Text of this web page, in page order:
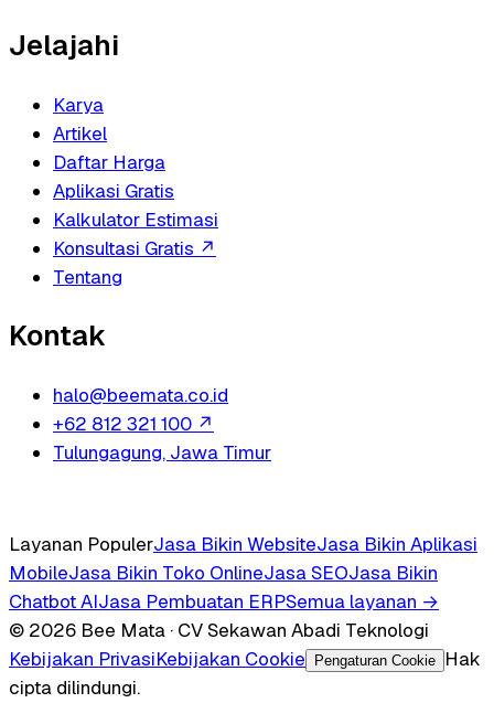
Jelajahi
Karya
Artikel
Daftar Harga
Aplikasi Gratis
Kalkulator Estimasi
Konsultasi Gratis ↗
Tentang
Kontak
halo@beemata.co.id
+62 812 321 100 ↗
Tulungagung, Jawa Timur
Layanan PopulerJasa Bikin WebsiteJasa Bikin Aplikasi
MobileJasa Bikin Toko OnlineJasa SEOJasa Bikin
Chatbot AIJasa Pembuatan ERPSemua layanan →
© 2026 Bee Mata · CV Sekawan Abadi Teknologi
Kebijakan PrivasiKebijakan Cookie Pengaturan Cookie
Hak
cipta dilindungi.